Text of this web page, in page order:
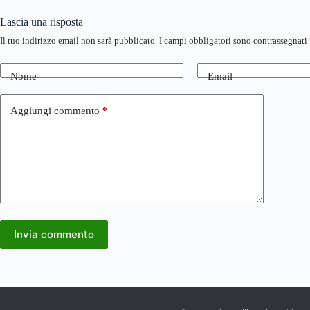
Lascia una risposta
Il tuo indirizzo email non sarà pubblicato. I campi obbligatori sono contrassegnati
Nome Email
Aggiungi commento *
Invia commento